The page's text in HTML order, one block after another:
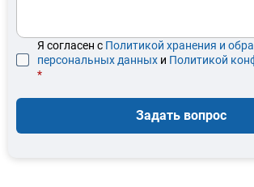
Я согласен с Политикой хранения и
персональных данных и Политикой
*
Задать вопрос